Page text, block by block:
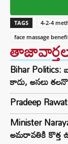
TAGS 4-2-4
face massage
Bihar
కాదు, అసలు
Pradeep
Minister
అమరావతికి కొత్త